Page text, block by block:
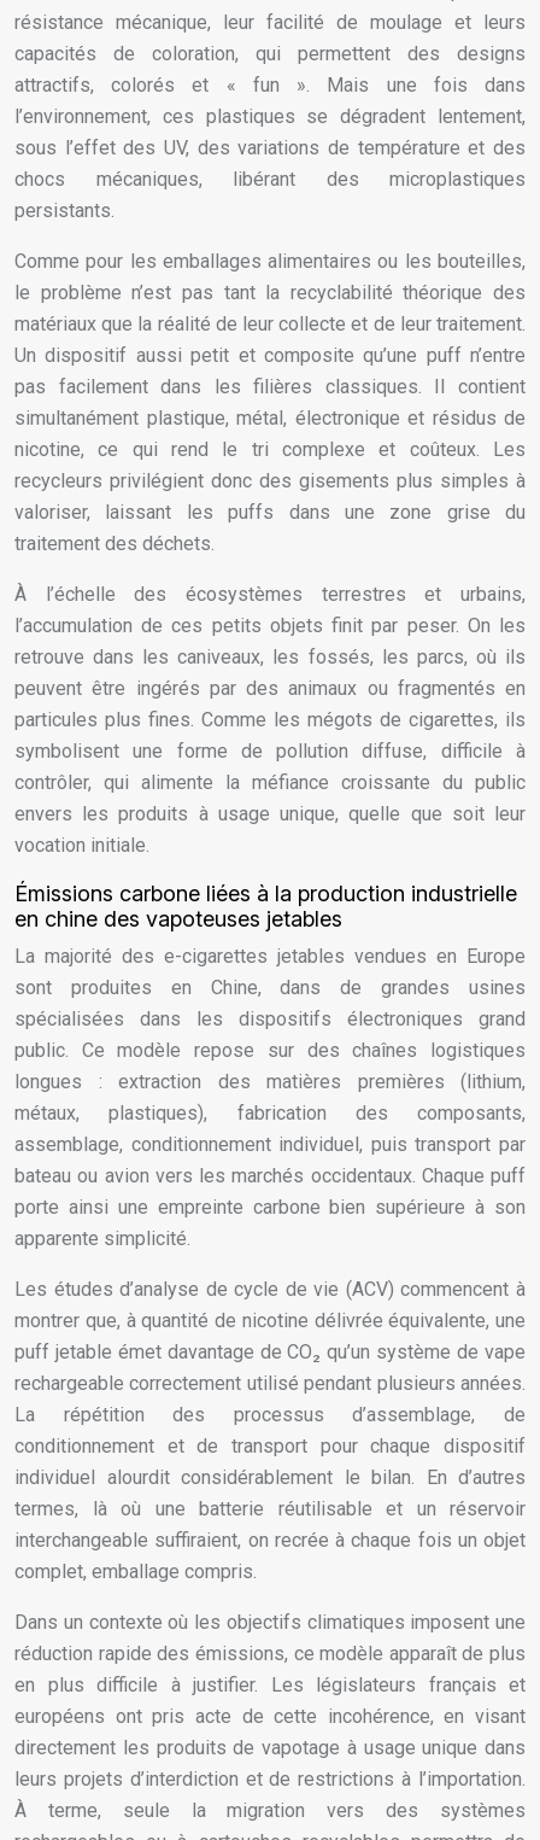
résistance mécanique, leur facilité de moulage et leurs
capacités de coloration, qui permettent des designs
attractifs, colorés et « fun ». Mais une fois dans
l’environnement, ces plastiques se dégradent lentement,
sous l’effet des UV, des variations de température et des
chocs mécaniques, libérant des microplastiques
persistants.
Comme pour les emballages alimentaires ou les bouteilles,
le problème n’est pas tant la recyclabilité théorique des
matériaux que la réalité de leur collecte et de leur traitement.
Un dispositif aussi petit et composite qu’une puff n’entre
pas facilement dans les filières classiques. Il contient
simultanément plastique, métal, électronique et résidus de
nicotine, ce qui rend le tri complexe et coûteux. Les
recycleurs privilégient donc des gisements plus simples à
valoriser, laissant les puffs dans une zone grise du
traitement des déchets.
À l’échelle des écosystèmes terrestres et urbains,
l’accumulation de ces petits objets finit par peser. On les
retrouve dans les caniveaux, les fossés, les parcs, où ils
peuvent être ingérés par des animaux ou fragmentés en
particules plus fines. Comme les mégots de cigarettes, ils
symbolisent une forme de pollution diffuse, difficile à
contrôler, qui alimente la méfiance croissante du public
envers les produits à usage unique, quelle que soit leur
vocation initiale.
Émissions carbone liées à la production industrielle
en chine des vapoteuses jetables
La majorité des e-cigarettes jetables vendues en Europe
sont produites en Chine, dans de grandes usines
spécialisées dans les dispositifs électroniques grand
public. Ce modèle repose sur des chaînes logistiques
longues : extraction des matières premières (lithium,
métaux, plastiques), fabrication des composants,
assemblage, conditionnement individuel, puis transport par
bateau ou avion vers les marchés occidentaux. Chaque puff
porte ainsi une empreinte carbone bien supérieure à son
apparente simplicité.
Les études d’analyse de cycle de vie (ACV) commencent à
montrer que, à quantité de nicotine délivrée équivalente, une
puff jetable émet davantage de CO₂ qu’un système de vape
rechargeable correctement utilisé pendant plusieurs années.
La répétition des processus d’assemblage, de
conditionnement et de transport pour chaque dispositif
individuel alourdit considérablement le bilan. En d’autres
termes, là où une batterie réutilisable et un réservoir
interchangeable suffiraient, on recrée à chaque fois un objet
complet, emballage compris.
Dans un contexte où les objectifs climatiques imposent une
réduction rapide des émissions, ce modèle apparaît de plus
en plus difficile à justifier. Les législateurs français et
européens ont pris acte de cette incohérence, en visant
directement les produits de vapotage à usage unique dans
leurs projets d’interdiction et de restrictions à l’importation.
À terme, seule la migration vers des systèmes